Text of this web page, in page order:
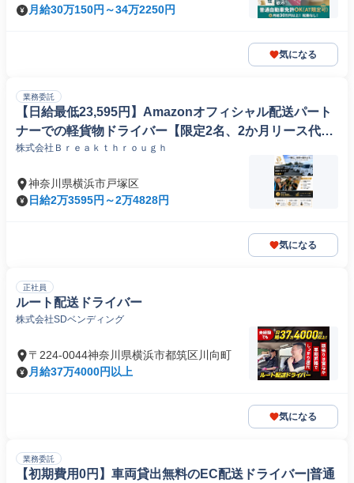
月給30万150円～34万2250円
気になる
業務委託
【日給最低23,595円】Amazonオフィシャル配送パート
ナーでの軽貨物ドライバー【限定2名、2か月リース代無
料】
株式会社Ｂｒｅａｋｔｈｒｏｕｇｈ
神奈川県横浜市戸塚区
日給2万3595円～2万4828円
気になる
正社員
ルート配送ドライバー
株式会社SDベンディング
〒224-0044神奈川県横浜市都筑区川向町
月給37万4000円以上
気になる
業務委託
【初期費用0円】車両貸出無料のEC配送ドライバー|普通